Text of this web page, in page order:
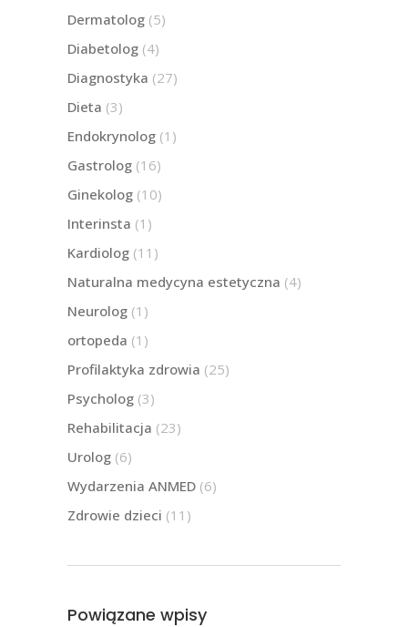
Dermatolog (5)
Diabetolog (4)
Diagnostyka (27)
Dieta (3)
Endokrynolog (1)
Gastrolog (16)
Ginekolog (10)
Interinsta (1)
Kardiolog (11)
Naturalna medycyna estetyczna (4)
Neurolog (1)
ortopeda (1)
Profilaktyka zdrowia (25)
Psycholog (3)
Rehabilitacja (23)
Urolog (6)
Wydarzenia ANMED (6)
Zdrowie dzieci (11)
Powiązane wpisy